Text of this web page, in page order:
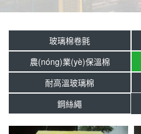
玻璃棉卷氈
農(nóng)業(yè)保溫棉
耐高溫玻璃棉
鋼絲繩